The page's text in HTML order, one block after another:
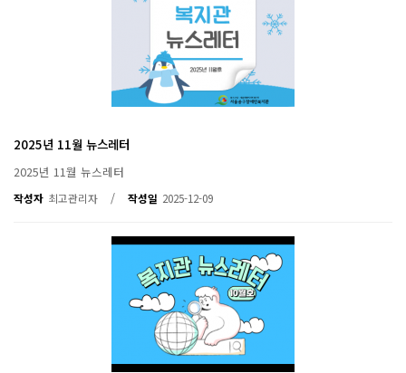
2025년 11월 뉴스레터
2025년 11월 뉴스레터
작성자 최고관리자 / 작성일 2025-12-09